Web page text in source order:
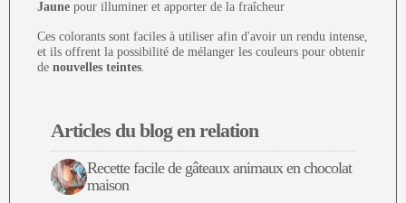
Jaune pour illuminer et apporter de la fraîcheur
Ces colorants sont faciles à utiliser afin d'avoir un rendu intense,
et ils offrent la possibilité de mélanger les couleurs pour obtenir
de nouvelles teintes
Articles du blog en relation
Recette facile de gâteaux animaux en chocolat
maison